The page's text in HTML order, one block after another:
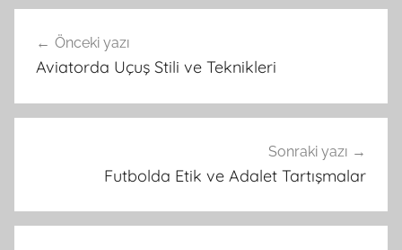
gezinmesi
Önceki yazı
Aviatorda Uçuş Stili ve Teknikleri
Sonraki yazı
Futbolda Etik ve Adalet Tartışmalar